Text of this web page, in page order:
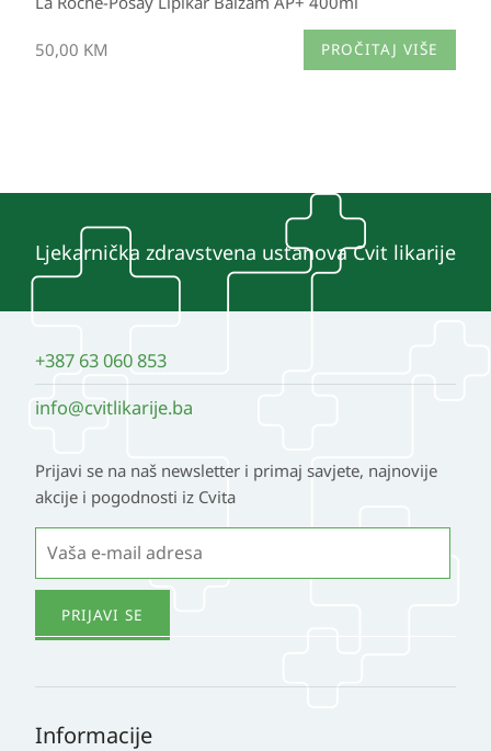
50,00 KM PROČITAJ VIŠE
Ljekarnička zdravstvena ustanova Cvit likarije
+387 63 060 853
info@cvitlikarije.ba
Prijavi se na naš newsletter i primaj savjete, najnovije
akcije i pogodnosti iz Cvita
Informacije